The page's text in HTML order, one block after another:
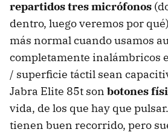
repartidos tres micrófonos
dentro, luego veremos por
más normal cuando usamos
completamente inalámbricos
/ superficie táctil sean
Jabra Elite 85t son botones
vida, de los que hay que
tienen buen recorrido, pero